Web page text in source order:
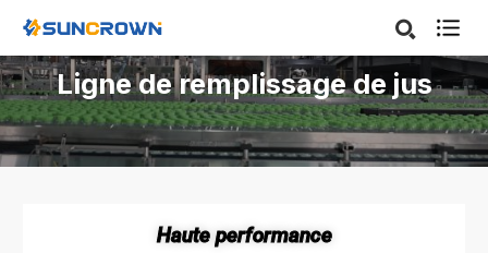

Ligne de remplissage de jus
Haute performance